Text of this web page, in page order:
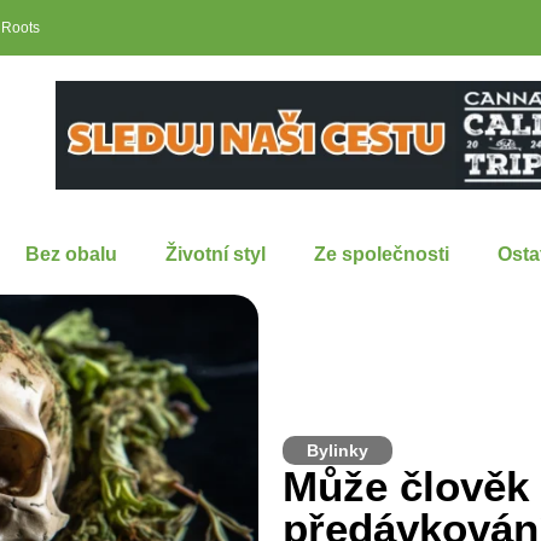
Bez obalu Životní styl Ze společnosti
Bylinky
Může